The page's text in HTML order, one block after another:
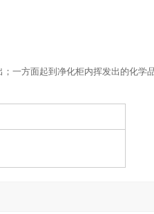
； 一方面起到净化柜内挥发出的化学